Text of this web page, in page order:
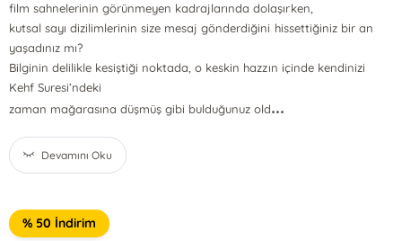
film sahnelerinin görünmeyen kadrajlarında dolaşırken,
kutsal sayı dizilimlerinin size mesaj gönderdiğini hissettiğiniz bir an
yaşadınız mı?
Bilginin delilikle kesiştiği noktada, o keskin hazzın içinde kendinizi
Kehf Suresi’ndeki
zaman mağarasına düşmüş gibi bulduğunuz old...
Devamını Oku
% 50 İndirim